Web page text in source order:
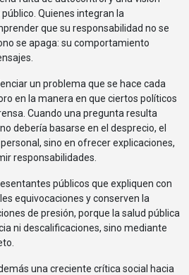
Quienes integran la
que su responsabilidad no se
se apaga: su comportamiento
un problema que se hace cada
en la manera en que ciertos políticos
Cuando una pregunta resulta
debería basarse en el desprecio, el
sino en ofrecer explicaciones,
responsabilidades.
públicos que expliquen con
equivocaciones y conserven la
de presión, porque la salud pública
ni descalificaciones, sino mediante
una creciente crítica social hacia